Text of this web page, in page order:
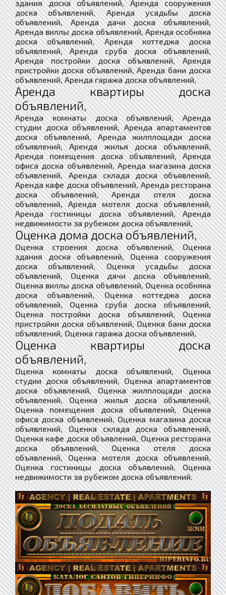
здания доска объявлений, Аренда сооружения
доска объявлений, Аренда усадьбы доска
объявлений, Аренда дачи доска объявлений,
Аренда виллы доска объявлений, Аренда особняка
доска объявлений, Аренда коттеджа доска
объявлений, Аренда сруба доска объявлений,
Аренда постройки доска объявлений, Аренда
пристройки доска объявлений, Аренда бани доска
объявлений, Аренда гаража доска объявлений,
Аренда квартиры доска
объявлений,
Аренда комнаты доска объявлений, Аренда
студии доска объявлений, Аренда апартаментов
доска объявлений, Аренда жилплощади доска
объявлений, Аренда жилья доска объявлений,
Аренда помещения доска объявлений, Аренда
офиса доска объявлений, Аренда магазина доска
объявлений, Аренда склада доска объявлений,
Аренда кафе доска объявлений, Аренда ресторана
доска объявлений, Аренда отеля доска
объявлений, Аренда мотеля доска объявлений,
Аренда гостиницы доска объявлений, Аренда
недвижимости за рубежом доска объявлений,
Оценка дома доска объявлений,
Оценка строения доска объявлений, Оценка
здания доска объявлений, Оценка сооружения
доска объявлений, Оценка усадьбы доска
объявлений, Оценка дачи доска объявлений,
Оценка виллы доска объявлений, Оценка особняка
доска объявлений, Оценка коттеджа доска
объявлений, Оценка сруба доска объявлений,
Оценка постройки доска объявлений, Оценка
пристройки доска объявлений, Оценка бани доска
объявлений, Оценка гаража доска объявлений,
Оценка квартиры доска
объявлений,
Оценка комнаты доска объявлений, Оценка
студии доска объявлений, Оценка апартаментов
доска объявлений, Оценка жилплощади доска
объявлений, Оценка жилья доска объявлений,
Оценка помещения доска объявлений, Оценка
офиса доска объявлений, Оценка магазина доска
объявлений, Оценка склада доска объявлений,
Оценка кафе доска объявлений, Оценка ресторана
доска объявлений, Оценка отеля доска
объявлений, Оценка мотеля доска объявлений,
Оценка гостиницы доска объявлений, Оценка
недвижимости за рубежом доска объявлений.